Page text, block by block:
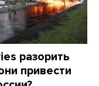
разорить
привести